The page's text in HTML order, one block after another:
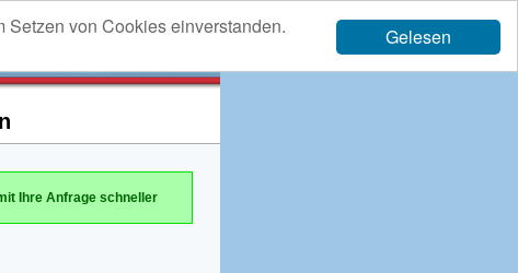
Gelesen
von Cookies einverstanden.
Ihre Anfrage schneller